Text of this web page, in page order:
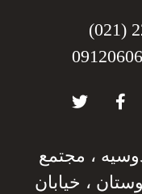
، مجتمع
، خیابان